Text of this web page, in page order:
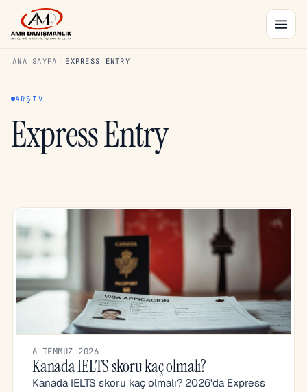
ANA SAYFA EXPRESS ENTRY
ARŞIV
Express Entry
6 TEMMUZ 2026
Kanada IELTS skoru kaç olmalı?
Kanada IELTS skoru kaç olmalı? 2026'da Express